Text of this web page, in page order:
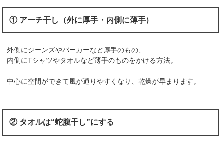
① アーチ干し（外に厚手・内側に薄手）
外側にジーンズやパーカーなど厚手のもの、
内側にTシャツやタオルなど薄手のものをかける方法。
中心に空間ができて風が通りやすくなり、乾燥が早まります。
② タオルは“蛇腹干し”にする